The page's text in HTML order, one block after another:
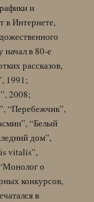
и
в Интернете,
начал в 80-е
рассказов,
1991;
2008;
“Перебежчик”,
“Белый
дом”,
vitalis”,
о
конкурсов,
в